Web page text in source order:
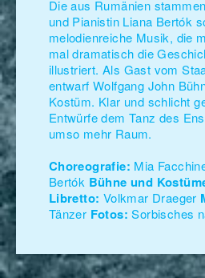
Die aus Rumänien
und Pianistin Liana Bertók
melodienreiche Musik, die
mal dramatisch die
illustriert. Als Gast vom
entwarf Wolfgang John
Kostüm. Klar und schlicht
Entwürfe dem Tanz des
umso mehr Raum.
Choreografie: Mia
Bertók Bühne und
Libretto: Volkmar Draeger
Tänzer Fotos: Sorbisches